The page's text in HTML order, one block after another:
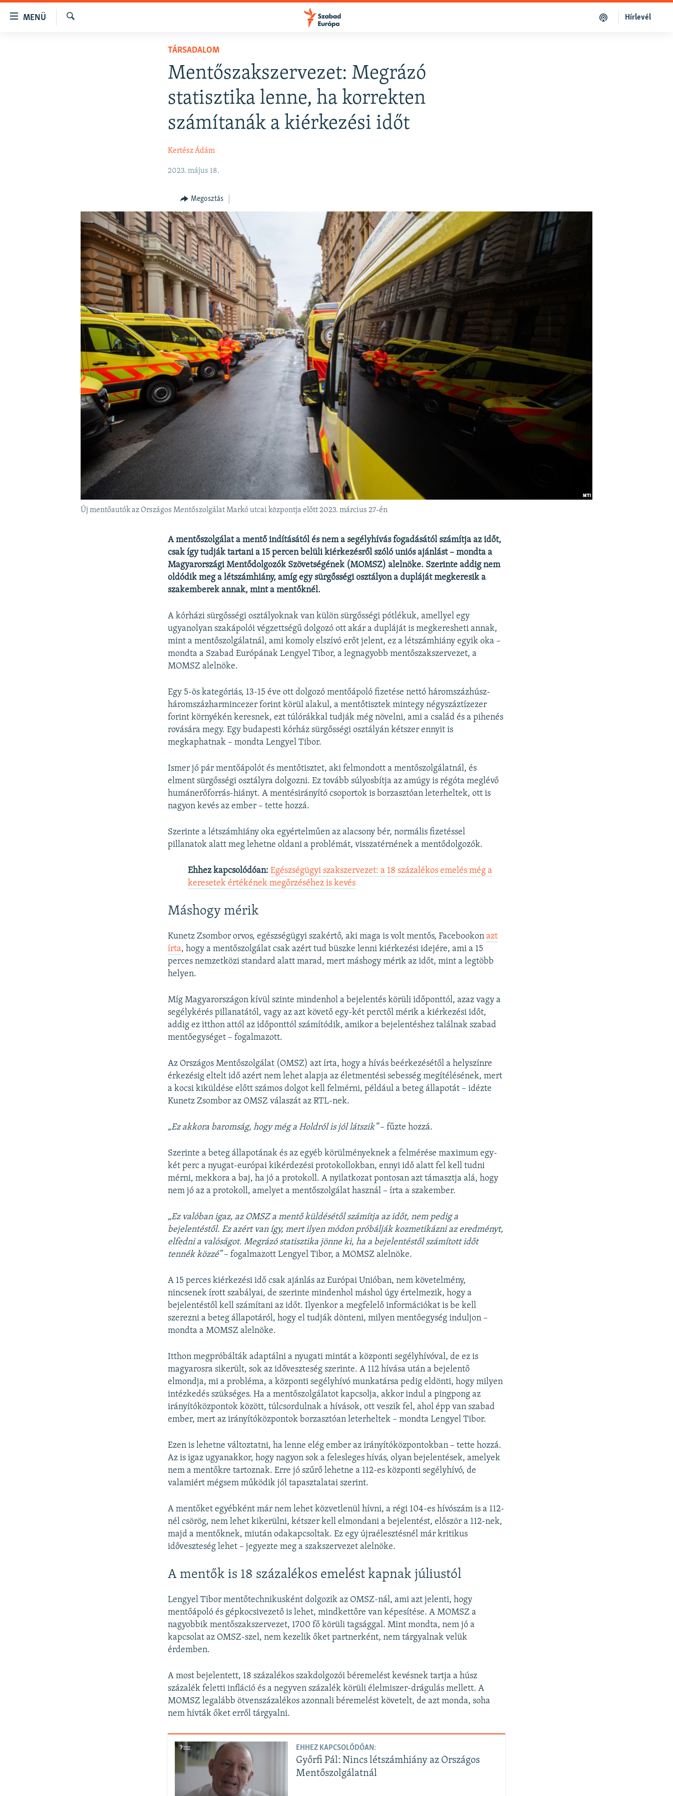
Akadálymentes
MENÜ
A MÚLT TANULSÁGAI
Hírlevél
TÁRSADALOM
Mentőszakszervezet: Megrázó
statisztika lenne, ha korrekten
számítanák a kiérkezési időt
Kertész Ádám
2023. május 18.
Megosztás
Új mentőautók az Országos Mentőszolgálat Markó utcai központja előtt 2023. március 27-én
A mentőszolgálat a mentő indításától és nem a segélyhívás fogadásától számítja az időt,
csak így tudják tartani a 15 percen belüli kiérkezésről szóló uniós ajánlást – mondta a
Magyarországi Mentődolgozók Szövetségének (MOMSZ) alelnöke. Szerinte addig nem
oldódik meg a létszámhiány, amíg egy sürgősségi osztályon a dupláját megkeresik a
szakemberek annak, mint a mentőknél.
A kórházi sürgősségi osztályoknak van külön sürgősségi pótlékuk, amellyel egy
ugyanolyan szakápolói végzettségű dolgozó ott akár a dupláját is megkeresheti annak,
mint a mentőszolgálatnál, ami komoly elszívó erőt jelent, ez a létszámhiány egyik oka –
mondta a Szabad Európának Lengyel Tibor, a legnagyobb mentőszakszervezet, a
MOMSZ alelnöke.
Egy 5-ös kategóriás, 13-15 éve ott dolgozó mentőápoló fizetése nettó háromszázhúsz-
háromszázharmincezer forint körül alakul, a mentőtisztek mintegy négyszáztízezer
forint környékén keresnek, ezt túlórákkal tudják még növelni, ami a család és a pihenés
rovására megy. Egy budapesti kórház sürgősségi osztályán kétszer ennyit is
megkaphatnak – mondta Lengyel Tibor.
Ismer jó pár mentőápolót és mentőtisztet, aki felmondott a mentőszolgálatnál, és
elment sürgősségi osztályra dolgozni. Ez tovább súlyosbítja az amúgy is régóta meglévő
humánerőforrás-hiányt. A mentésirányító csoportok is borzasztóan leterheltek, ott is
nagyon kevés az ember – tette hozzá.
Szerinte a létszámhiány oka egyértelműen az alacsony bér, normális fizetéssel
pillanatok alatt meg lehetne oldani a problémát, visszatérnének a mentődolgozók.
Ehhez kapcsolódóan: Egészségügyi szakszervezet: a 18 százalékos emelés még a
keresetek értékének megőrzéséhez is kevés
Máshogy mérik
Kunetz Zsombor orvos, egészségügyi szakértő, aki maga is volt mentős, Facebookonazt
írta, hogy a mentőszolgálat csak azért tud büszke lenni kiérkezési idejére, ami a 15
perces nemzetközi standard alatt marad, mert máshogy mérik az időt, mint a legtöbb
helyen.
Míg Magyarországon kívül szinte mindenhol a bejelentés körüli időponttól, azaz vagy a
segélykérés pillanatától, vagy az azt követő egy-két perctől mérik a kiérkezési időt,
addig ez itthon attól az időponttól számítódik, amikor a bejelentéshez találnak szabad
mentőegységet – fogalmazott.
Az Országos Mentőszolgálat (OMSZ) azt írta, hogy a hívás beérkezésétől a helyszínre
érkezésig eltelt idő azért nem lehet alapja az életmentési sebesség megítélésének, mert
a kocsi kiküldése előtt számos dolgot kell felmérni, például a beteg állapotát – idézte
Kunetz Zsombor az OMSZ válaszát az RTL-nek.
„Ez akkora baromság, hogy még a Holdról is jól látszik”– fűzte hozzá.
Szerinte a beteg állapotának és az egyéb körülményeknek a felmérése maximum egy-
két perc a nyugat-európai kikérdezési protokollokban, ennyi idő alatt fel kell tudni
mérni, mekkora a baj, ha jó a protokoll. A nyilatkozat pontosan azt támasztja alá, hogy
nem jó az a protokoll, amelyet a mentőszolgálat használ – írta a szakember.
„Ez valóban igaz, az OMSZ a mentő küldésétől számítja az időt, nem pedig a
bejelentéstől. Ez azért van így, mert ilyen módon próbálják kozmetikázni az eredményt,
elfedni a valóságot. Megrázó statisztika jönne ki, ha a bejelentéstől számított időt
tennék közzé”– fogalmazott Lengyel Tibor, a MOMSZ alelnöke.
A 15 perces kiérkezési idő csak ajánlás az Európai Unióban, nem követelmény,
nincsenek írott szabályai, de szerinte mindenhol máshol úgy értelmezik, hogy a
bejelentéstől kell számítani az időt. Ilyenkor a megfelelő információkat is be kell
szerezni a beteg állapotáról, hogy el tudják dönteni, milyen mentőegység induljon –
mondta a MOMSZ alelnöke.
Itthon megpróbálták adaptálni a nyugati mintát a központi segélyhívóval, de ez is
magyarosra sikerült, sok az időveszteség szerinte. A 112 hívása után a bejelentő
elmondja, mi a probléma, a központi segélyhívó munkatársa pedig eldönti, hogy milyen
intézkedés szükséges. Ha a mentőszolgálatot kapcsolja, akkor indul a pingpong az
irányítóközpontok között, túlcsordulnak a hívások, ott veszik fel, ahol épp van szabad
ember, mert az irányítóközpontok borzasztóan leterheltek – mondta Lengyel Tibor.
Ezen is lehetne változtatni, ha lenne elég ember az irányítóközpontokban – tette hozzá.
Az is igaz ugyanakkor, hogy nagyon sok a felesleges hívás, olyan bejelentések, amelyek
nem a mentőkre tartoznak. Erre jó szűrő lehetne a 112-es központi segélyhívó, de
valamiért mégsem működik jól tapasztalatai szerint.
A mentőket egyébként már nem lehet közvetlenül hívni, a régi 104-es hívószám is a 112-
nél csörög, nem lehet kikerülni, kétszer kell elmondani a bejelentést, először a 112-nek,
majd a mentőknek, miután odakapcsoltak. Ez egy újraélesztésnél már kritikus
időveszteség lehet – jegyezte meg a szakszervezet alelnöke.
A mentők is 18 százalékos emelést kapnak júliustól
Lengyel Tibor mentőtechnikusként dolgozik az OMSZ-nál, ami azt jelenti, hogy
mentőápoló és gépkocsivezető is lehet, mindkettőre van képesítése. A MOMSZ a
nagyobbik mentőszakszervezet, 1700 fő körüli tagsággal. Mint mondta, nem jó a
kapcsolat az OMSZ-szel, nem kezelik őket partnerként, nem tárgyalnak velük
érdemben.
A most bejelentett, 18 százalékos szakdolgozói béremelést kevésnek tartja a húsz
százalék feletti infláció és a negyven százalék körüli élelmiszer-drágulás mellett. A
MOMSZ legalább ötvenszázalékos azonnali béremelést követelt, de azt monda, soha
nem hívták őket erről tárgyalni.
EHHEZ KAPCSOLÓDÓAN:
Győrfi Pál: Nincs létszámhiány az Országos
Mentőszolgálatnál
FELIRATKOZÁS
Apple Podcasts